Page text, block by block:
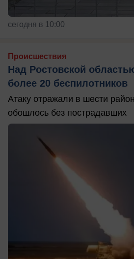
сегодня в 10:00
Происшествия
Над Ростовской
более 20 беспилотников
Атаку отражали в шести
обошлось без пострадавших